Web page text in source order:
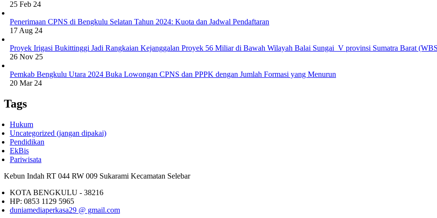
25 Feb 24
Penerimaan CPNS di Bengkulu Selatan Tahun 2024: Kuota dan Jadwal Pendaftaran
17 Aug 24
Proyek Irigasi Bukittinggi Jadi Rangkaian Kejanggalan Proyek 56 Miliar di Bawah Wilayah Balai Sungai V provinsi Sumatra Barat
26 Nov 25
Pemkab Bengkulu Utara 2024 Buka Lowongan CPNS dan PPPK dengan Jumlah Formasi yang Menurun
20 Mar 24
Tags
Hukum
Uncategorized (jangan dipakai)
Pendidikan
EkBis
Pariwisata
Kebun Indah RT 044 RW 009 Sukarami Kecamatan Selebar
KOTA BENGKULU - 38216
HP: 0853 1129 5965
duniamediaperkasa29 @ gmail.com